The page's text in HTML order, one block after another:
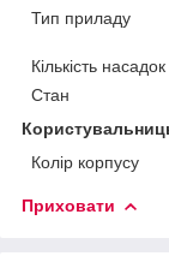
Тип приладу
Кількість насадок
Стан
Колір корпусу
Приховати